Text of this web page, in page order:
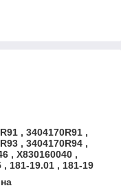
, 3404170R91 ,
, 3404170R94 ,
, X830160040 ,
, 181-19.01 , 181-19